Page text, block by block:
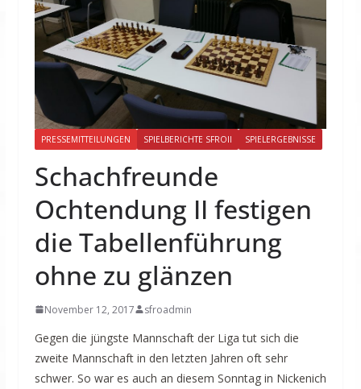
PRESSEMITTEILUNGEN SPIELBERICHTE SFROII SPIELERGEBNISSE
Schachfreunde
Ochtendung II festigen
die Tabellenführung
ohne zu glänzen
November 12, 2017 sfroadmin
Gegen die jüngste Mannschaft der Liga tut sich die
zweite Mannschaft in den letzten Jahren oft sehr
schwer. So war es auch an diesem Sonntag in Nickenich